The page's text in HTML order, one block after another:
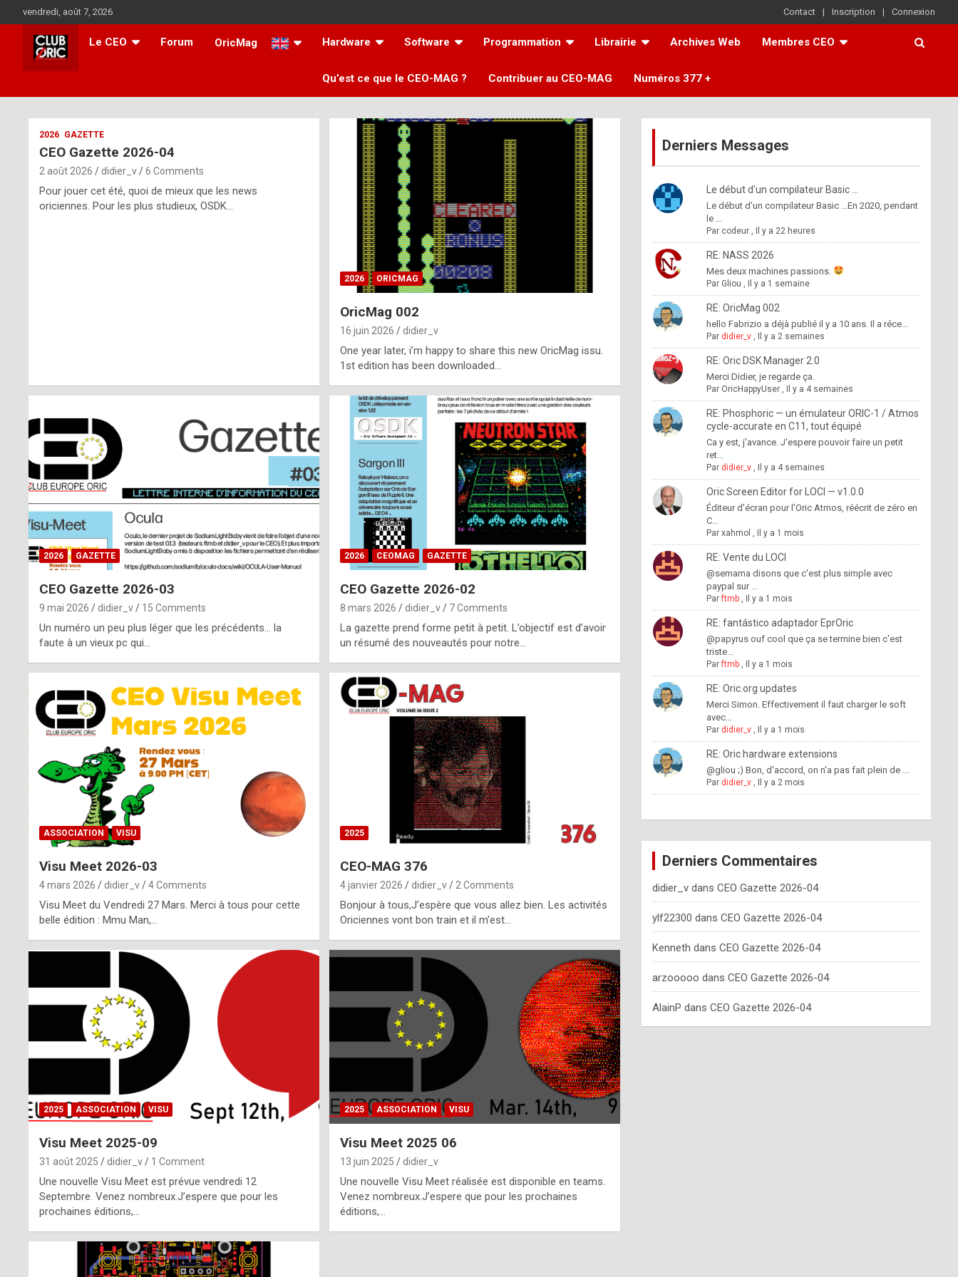
to
content
vendredi, août 7, 2026 Contact Inscription Connexion
Le CEO Forum OricMag Hardware Software Programmation Librairie Archives Web Membres CEO
Qu’est ce que le CEO-MAG ? Contribuer au CEO-MAG Numéros 377 +
ff
m
2026 GAZETTE
CEO Gazette 2026-04
2 août 2026 didier_v 6 Comments
Pour jouer cet été, quoi de mieux que les news
oriciennes. Pour les plus studieux, OSDK…
2026 ORICMAG
OricMag 002
16 juin 2026 didier_v
One year later, i’m happy to share this new OricMag issu.
1st edition has been downloaded…
2026 GAZETTE
CEO Gazette 2026-03
9 mai 2026 didier_v 15 Comments
Un numéro un peu plus léger que les précédents… la
faute à un vieux pc qui…
2026 CEOMAG GAZETTE
CEO Gazette 2026-02
8 mars 2026 didier_v 7 Comments
La gazette prend forme petit à petit. L’objectif est d’avoir
un résumé des nouveautés pour notre…
ASSOCIATION VISU
Visu Meet 2026-03
4 mars 2026 didier_v 4 Comments
Visu Meet du Vendredi 27 Mars. Merci à tous pour cette
belle édition : Mmu Man,…
2025
CEO-MAG 376
4 janvier 2026 didier_v 2 Comments
Bonjour à tous,J’espère que vous allez bien. Les activités
Oriciennes vont bon train et il m’est…
2025 ASSOCIATION VISU
Visu Meet 2025-09
31 août 2025 didier_v 1 Comment
Une nouvelle Visu Meet est prévue vendredi 12
Septembre. Venez nombreux.J’espere que pour les
prochaines éditions,…
2025 ASSOCIATION VISU
Visu Meet 2025 06
13 juin 2025 didier_v
Une nouvelle Visu Meet réalisée est disponible en teams.
Venez nombreux.J’espere que pour les prochaines
éditions,…
Derniers Messages
Le début d'un compilateur Basic ...
Le début d'un compilateur Basic ...En 2020, pendant
le ...
Par codeur, Il y a 22 heures
RE: NASS 2026
Mes deux machines passions.
Par Gliou , Il y a 1 semaine
RE: OricMag 002
hello Fabrizio a déjà publié il y a 10 ans. Il a réce...
Par didier_v, Il y a 2 semaines
RE: Oric DSK Manager 2.0
Merci Didier, je regarde ça.
Par OricHappyUser, Il y a 4 semaines
RE: Phosphoric — un émulateur ORIC-1 / Atmos
cycle-accurate en C11, tout équipé
Ca y est, j'avance. J'espere pouvoir faire un petit
ret...
Par didier_v, Il y a 4 semaines
Oric Screen Editor for LOCI — v1.0.0
Éditeur d'écran pour l'Oric Atmos, réécrit de zéro en
C...
Par xahmol , Il y a 1 mois
RE: Vente du LOCI
@semama disons que c'est plus simple avec
paypal sur ...
Parftmb, Il y a 1 mois
RE: fantástico adaptador EprOric
@papyrus ouf cool que ça se termine bien c'est
triste...
Parftmb, Il y a 1 mois
RE: Oric.org updates
Merci Simon. Effectivement il faut charger le soft
avec...
Par didier_v, Il y a 1 mois
RE: Oric hardware extensions
@gliou ;) Bon, d'accord, on n'a pas fait plein de ...
Par didier_v, Il y a 2 mois
Derniers Commentaires
didier_vdans CEO Gazette 2026-04
ylf22300 dans CEO Gazette 2026-04
Kenneth dans CEO Gazette 2026-04
arzooooo dans CEO Gazette 2026-04
AlainP dans CEO Gazette 2026-04